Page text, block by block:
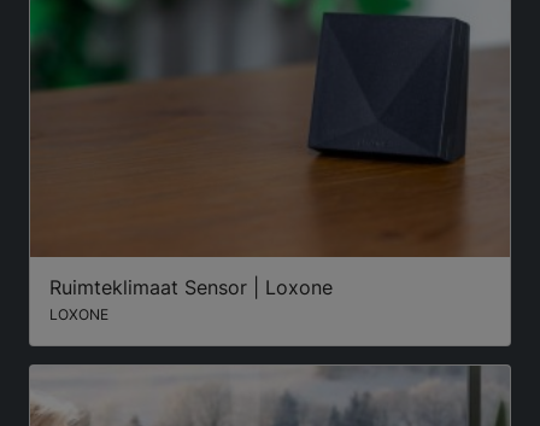
Ruimteklimaat Sensor | Loxone
LOXONE